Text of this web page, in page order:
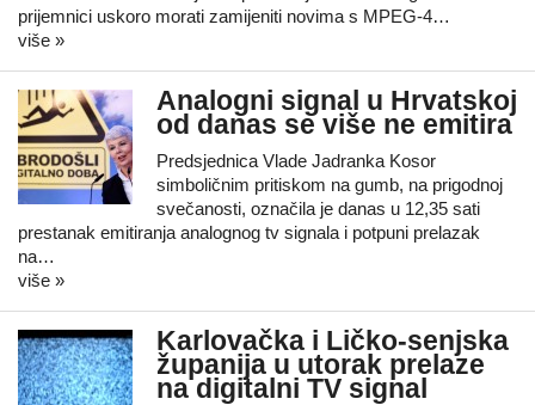
prijemnici uskoro morati zamijeniti novima s MPEG-4…
više »
Analogni signal u Hrvatskoj
od danas se više ne emitira
Predsjednica Vlade Jadranka Kosor
simboličnim pritiskom na gumb, na prigodnoj
svečanosti, označila je danas u 12,35 sati
prestanak emitiranja analognog tv signala i potpuni prelazak
na…
više »
Karlovačka i Ličko-senjska
županija u utorak prelaze
na digitalni TV signal